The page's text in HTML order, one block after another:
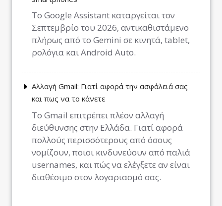
Το Google Assistant καταργείται τον
Σεπτεμβρίο του 2026, αντικαθιστάμενο
πλήρως από το Gemini σε κινητά, tablet,
ρολόγια και Android Auto.
Αλλαγή Gmail: Γιατί αφορά την ασφάλειά σας
και πως να το κάνετε
Το Gmail επιτρέπει πλέον αλλαγή
διεύθυνσης στην Ελλάδα. Γιατί αφορά
πολλούς περισσότερους από όσους
νομίζουν, ποιοι κινδυνεύουν από παλιά
usernames, και πώς να ελέγξετε αν είναι
διαθέσιμο στον λογαριασμό σας.